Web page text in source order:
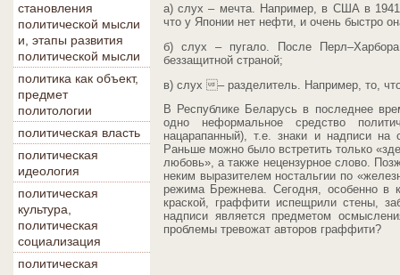
становления
политической мысли
и, этапы развития
политической мысли
политика как объект,
предмет
политологии
политическая власть
политическая
идеология
политическая
культура,
политическая
социализация
политическая
а) слух – мечта. Например, в США в
что у Японии нет нефти, и очень быстро
б) слух – пугало. После
беззащитной страной;
в) слух – разделитель. Например, то,
В Республике Беларусь в последнее
одно неформальное средство
нацарапанный), т.е. знаки и надписи на
Раньше можно было встретить только
любовь», а также нецензурное слово.
неким выразителем ностальгии по
режима Брежнева. Сегодня, особенно в
краской, граффити испещрили стены,
надписи является предметом
проблемы тревожат авторов граффити?